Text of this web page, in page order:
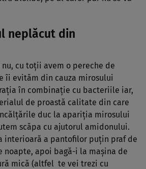
neplăcut din
nu, cu toţii avem o pereche de
îi evităm din cauza mirosului
în combinaţie cu bacteriile iar,
de proastă calitate din care
duc la apariţia mirosului
scăpa cu ajutorul amidonului.
interioară a pantofilor puţin praf de
noapte, apoi bagă-i la maşina de
mică (altfel te vei trezi cu